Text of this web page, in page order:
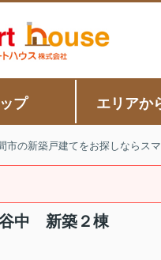
ップ エリアか
市の新築戸建てをお探しならス
中 新築２棟